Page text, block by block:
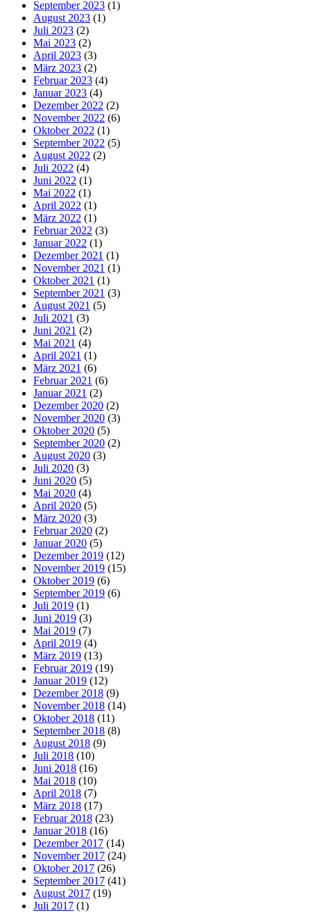
September 2023 (1)
August 2023 (1)
Juli 2023 (2)
Mai 2023 (2)
April 2023 (3)
März 2023 (2)
Februar 2023 (4)
Januar 2023 (4)
Dezember 2022 (2)
November 2022 (6)
Oktober 2022 (1)
September 2022 (5)
August 2022 (2)
Juli 2022 (4)
Juni 2022 (1)
Mai 2022 (1)
April 2022 (1)
März 2022 (1)
Februar 2022 (3)
Januar 2022 (1)
Dezember 2021 (1)
November 2021 (1)
Oktober 2021 (1)
September 2021 (3)
August 2021 (5)
Juli 2021 (3)
Juni 2021 (2)
Mai 2021 (4)
April 2021 (1)
März 2021 (6)
Februar 2021 (6)
Januar 2021 (2)
Dezember 2020 (2)
November 2020 (3)
Oktober 2020 (5)
September 2020 (2)
August 2020 (3)
Juli 2020 (3)
Juni 2020 (5)
Mai 2020 (4)
April 2020 (5)
März 2020 (3)
Februar 2020 (2)
Januar 2020 (5)
Dezember 2019 (12)
November 2019 (15)
Oktober 2019 (6)
September 2019 (6)
Juli 2019 (1)
Juni 2019 (3)
Mai 2019 (7)
April 2019 (4)
März 2019 (13)
Februar 2019 (19)
Januar 2019 (12)
Dezember 2018 (9)
November 2018 (14)
Oktober 2018 (11)
September 2018 (8)
August 2018 (9)
Juli 2018 (10)
Juni 2018 (16)
Mai 2018 (10)
April 2018 (7)
März 2018 (17)
Februar 2018 (23)
Januar 2018 (16)
Dezember 2017 (14)
November 2017 (24)
Oktober 2017 (26)
September 2017 (41)
August 2017 (19)
Juli 2017 (1)